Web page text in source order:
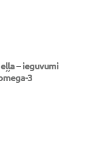
– ieguvumi
3